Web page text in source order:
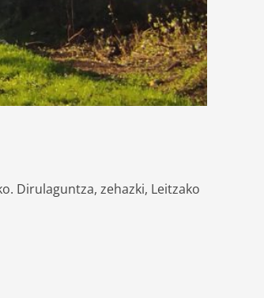
Dirulaguntza, zehazki, Leitzako